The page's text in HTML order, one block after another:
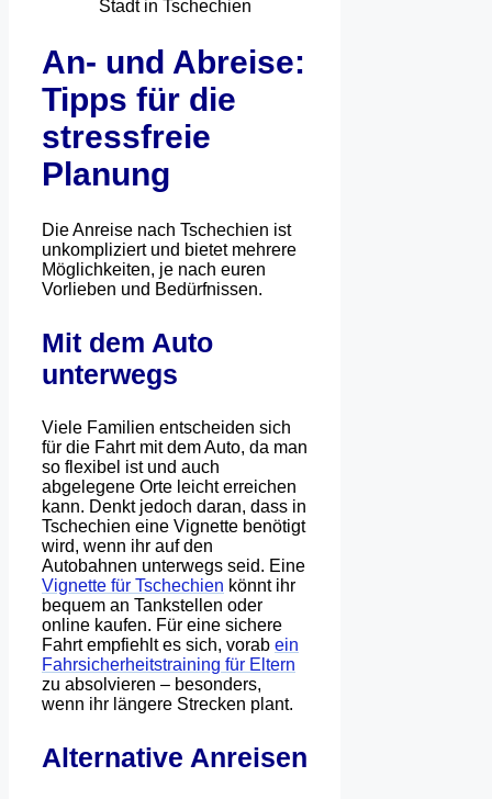
An- und Abreise:
Tipps für die
stressfreie
Planung
Die Anreise nach Tschechien ist
unkompliziert und bietet mehrere
Möglichkeiten, je nach euren
Vorlieben und Bedürfnissen.
Mit dem Auto
unterwegs
Viele Familien entscheiden sich
für die Fahrt mit dem Auto, da man
so flexibel ist und auch
abgelegene Orte leicht erreichen
kann. Denkt jedoch daran, dass in
Tschechien eine Vignette benötigt
wird, wenn ihr auf den
Autobahnen unterwegs seid. Eine
Vignette für Tschechien könnt ihr
bequem an Tankstellen oder
online kaufen. Für eine sichere
Fahrt empfiehlt es sich, vorab ein
Fahrsicherheitstraining für Eltern
zu absolvieren – besonders,
wenn ihr längere Strecken plant.
Alternative Anreisen